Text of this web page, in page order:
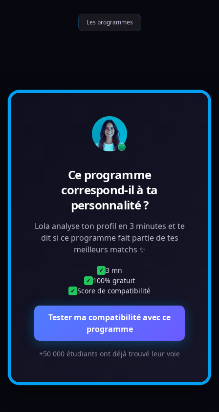
Les programmes
Ce programme
correspond-il à ta
personnalité ?
Lola analyse ton profil en 3 minutes et te
dit si ce programme fait partie de tes
meilleurs matchs ✨
✓ 3 mn
✓ 100% gratuit
✓ Score de compatibilité
Tester ma compatibilité avec ce
programme
+50 000 étudiants ont déjà trouvé leur voie